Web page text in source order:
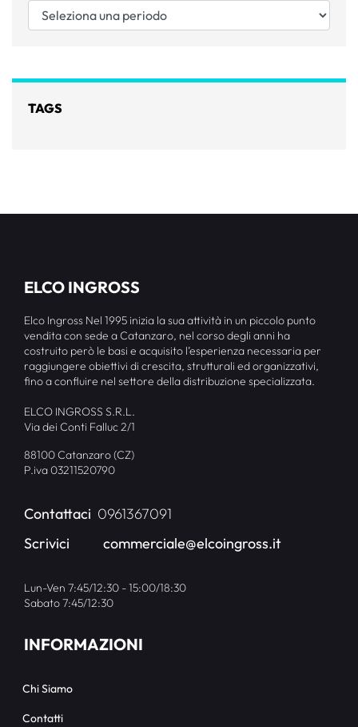
Seleziona una periodo
TAGS
ELCO INGROSS
Elco Ingross Nel 1995 inizia la sua attività in un piccolo punto
vendita con sede a Catanzaro, nel corso degli anni ha
costruito però le basi e acquisito l’esperienza necessaria per
raggiungere obiettivi di crescita, strutturali ed organizzativi,
fino a confluire nel settore della distribuzione specializzata.
ELCO INGROSS S.R.L.
Via dei Conti Falluc 2/1
88100 Catanzaro (CZ)
P.iva 03211520790
Contattaci 0961367091
Scrivici
commerciale@elcoingross.it
Lun-Ven 7:45/12:30 - 15:00/18:30
Sabato 7:45/12:30
INFORMAZIONI
Chi Siamo
Contatti